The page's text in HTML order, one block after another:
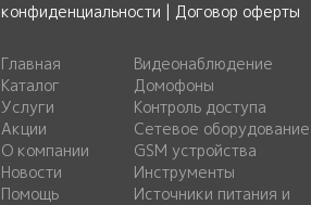
конфиденциальности | Договор оферты
Главная
Каталог
Услуги
Акции
О компании
Новости
Помощь
Видеонаблюдение
Домофоны
Контроль доступа
Сетевое оборудование
GSM устройства
Инструменты
Источники питания и